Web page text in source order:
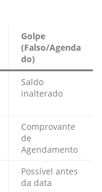
Golpe
(Falso/Agenda
do)
Saldo
inalterado
Comprovante
de
Agendamento
Possível antes
da data